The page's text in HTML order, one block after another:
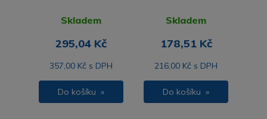
Skladem
295,04 Kč
357,00 Kč s DPH
Do košíku »
Skladem
178,51 Kč
216,00 Kč s DPH
Do košíku »